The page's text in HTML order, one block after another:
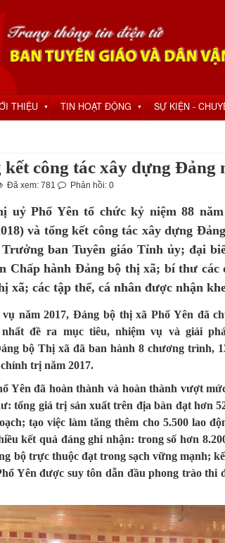
THIỆU ▼ TIN HOẠT ĐỘNG ▼ SỰ KIỆN -
kết công tác xây dựng Đảng
Đã xem: 781 Phản hồi: 0
uỷ Phổ Yên tổ chức kỷ niệm 88
và tổng kết công tác xây dựng
ban Tuyên giáo Tỉnh ủy; đại
Chấp hành Đảng bộ thị xã; bí thư
xã; các tập thể, cá nhân được nhận
năm 2017, Đảng bộ thị xã Phổ Yên đã
đề ra mục tiêu, nhiệm vụ và giải
bộ Thị xã đã ban hành 8 chương trình,
trị năm 2017.
Yên đã hoàn thành và hoàn thành vượt
tổng giá trị sản xuất trên địa bàn đạt hơn
tạo việc làm tăng thêm cho 5.500 lao
kết quả đáng ghi nhận: trong số hơn
bộ trực thuộc đạt trong sạch vững mạnh;
Yên được suy tôn dẫn đầu phong trào